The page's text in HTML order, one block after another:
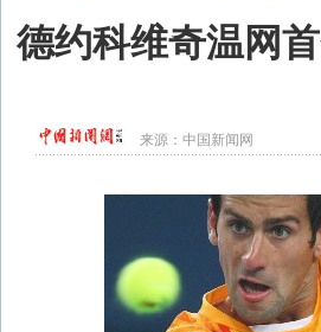
德约科维奇温网
来源： 中国新闻网